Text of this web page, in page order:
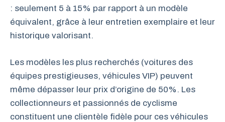
: seulement 5 à 15% par rapport à un modèle
équivalent, grâce à leur entretien exemplaire et leur
historique valorisant.
Les modèles les plus recherchés (voitures des
équipes prestigieuses, véhicules VIP) peuvent
même dépasser leur prix d’origine de 50%. Les
collectionneurs et passionnés de cyclisme
constituent une clientèle fidèle pour ces véhicules